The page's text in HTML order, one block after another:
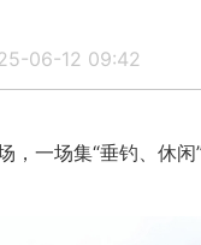
06-12 09:42
一场集“垂钓、休闲